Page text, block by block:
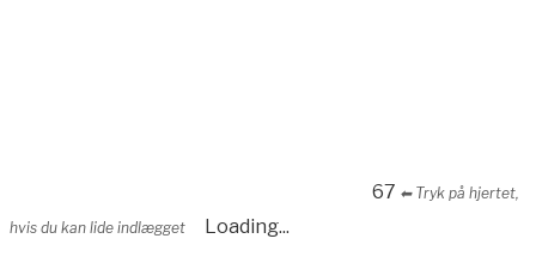
67 ⬅︎ Tryk på hjertet,
hvis du kan lide indlægget
Loading...